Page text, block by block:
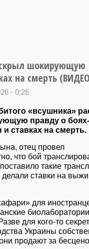
шокирующую
на смерть
- 0:26
«всушника»
правду о боях-
и ставках на смерть.
отец провел
что бой
такие
делали ставки на
для
для кого-то
Украины
продают за